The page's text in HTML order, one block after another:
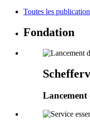
Toutes les
Fondation
Lancement